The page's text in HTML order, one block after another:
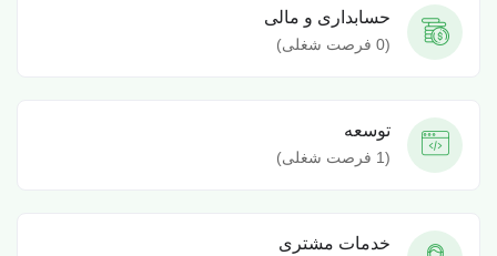
حسابداری و مالی
(
0 فرصت شغلی)
توسعه
(
1 فرصت شغلی)
خدمات مشتری